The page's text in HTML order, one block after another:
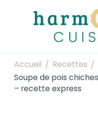
Harmonie
Accueil / Recettes /
Soupe de pois
– recette express